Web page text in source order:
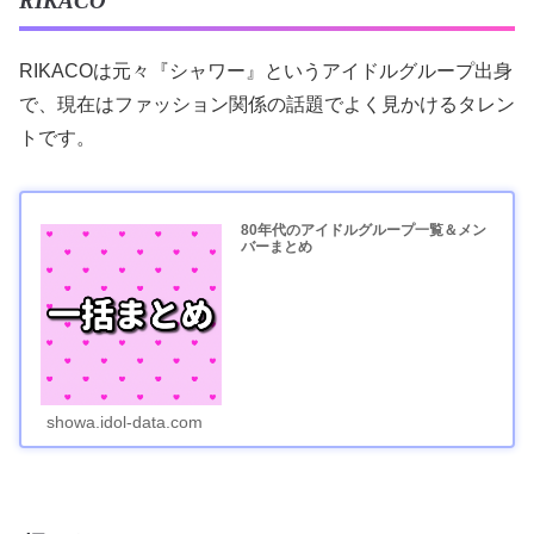
RIKACOは元々『シャワー』というアイドルグループ出身
で、現在はファッション関係の話題でよく見かけるタレン
トです。
80年代のアイドルグループ一覧＆メン
バーまとめ
showa.idol-data.com